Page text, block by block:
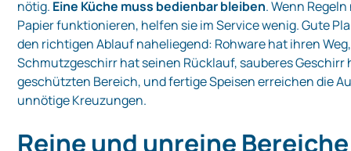
nötig. Eine Küche muss bedienbar bleiben. Wenn
Papier funktionieren, helfen sie im Service wenig. Gute
den richtigen Ablauf naheliegend: Rohware hat ihren Weg,
Schmutzgeschirr hat seinen Rücklauf, sauberes Geschirr
geschützten Bereich, und fertige Speisen erreichen die
unnötige Kreuzungen.
Reine und unreine Bereiche